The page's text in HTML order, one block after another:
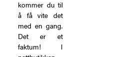
kommer du til
å få vite det
med en gang.
Det er et
faktum! I